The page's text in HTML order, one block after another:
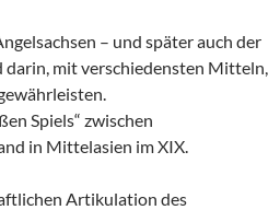
– und später auch der
darin, mit verschiedensten Mitteln,
Spiels“ zwischen
in Mittelasien im XIX.
Artikulation des